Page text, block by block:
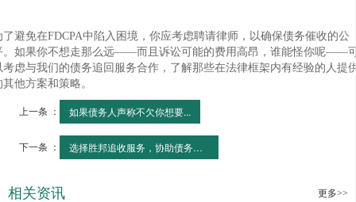
了避免在FDCPA中陷入困境，你应考虑聘请律师，以确保债务催收的公
。如果你不想走那么远——而且诉讼可能的费用高昂，谁能怪你呢——
考虑与我们的债务追回服务合作，了解那些在法律框架内有经验的人提
其他方案和策略。
上一条 ： 如果债务人声称不欠你想要...
下一条 ： 选择胜邦追收服务，协助债务追偿
相关资讯 更多>>